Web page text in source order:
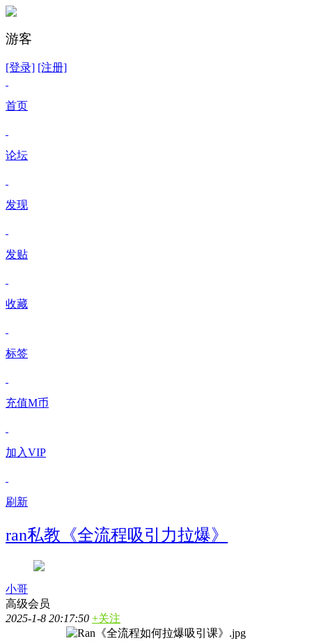
游客
[登录] [注册]
首页
论坛
发现
发贴
收藏
标签
充值M币
加入VIP
刷新
ran私教《全流程吸引力拉爆》
小哥
高级会员
2025-1-8 20:17:50 +关注